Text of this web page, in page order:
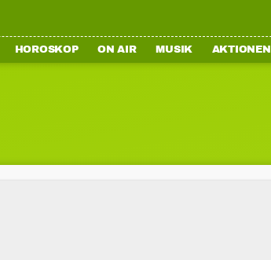
HOROSKOP ON AIR MUSIK AKTIONEN